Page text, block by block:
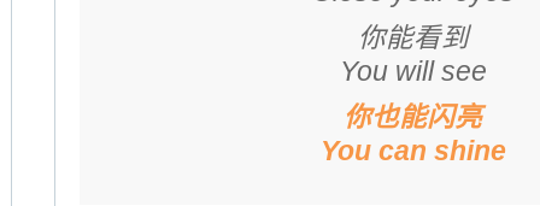
你能看到
You will see
你也能闪亮
You can shine